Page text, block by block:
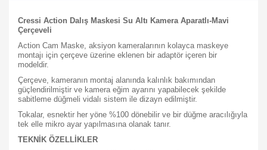
Cressi Action Dalış Maskesi Su Altı Kamera Aparatlı-Mavi
Çerçeveli
Action Cam Maske, aksiyon kameralarının kolayca maskeye
montajı için çerçeve üzerine eklenen bir adaptör içeren bir
modeldir.
Çerçeve, kameranın montaj alanında kalınlık bakımından
güçlendirilmiştir ve kamera eğim ayarını yapabilecek şekilde
sabitleme düğmeli vidalı sistem ile dizayn edilmiştir.
Tokalar, esnektir her yöne %100 dönebilir ve bir düğme aracılığıyla
tek elle mikro ayar yapılmasına olanak tanır.
TEKNİK ÖZELLİKLER